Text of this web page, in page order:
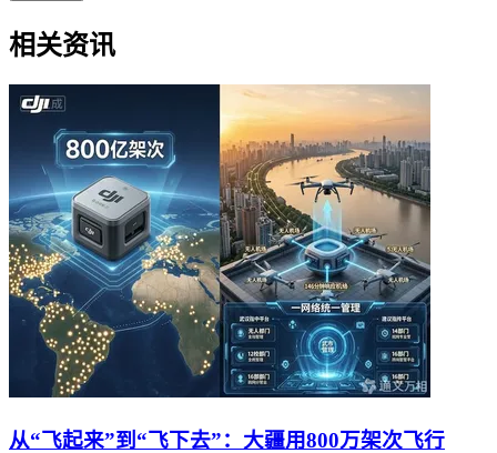
相关资讯
从“飞起来”到“飞下去”：大疆用800万架次飞行